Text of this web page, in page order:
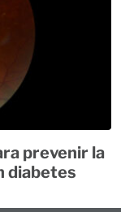
prevenir la
diabetes